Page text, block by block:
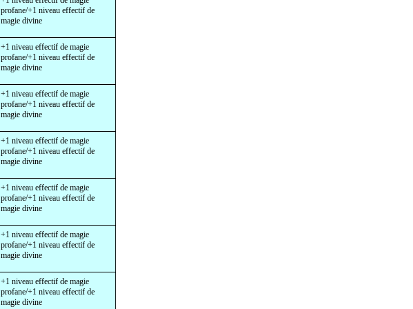
profane/+1 niveau effectif de
magie divine
+1 niveau effectif de magie
profane/+1 niveau effectif de
magie divine
+1 niveau effectif de magie
profane/+1 niveau effectif de
magie divine
+1 niveau effectif de magie
profane/+1 niveau effectif de
magie divine
+1 niveau effectif de magie
profane/+1 niveau effectif de
magie divine
+1 niveau effectif de magie
profane/+1 niveau effectif de
magie divine
+1 niveau effectif de magie
profane/+1 niveau effectif de
magie divine